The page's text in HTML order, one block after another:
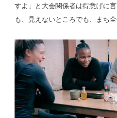
すよ」と大会関係者は得意げに
も、見えないところでも、まち